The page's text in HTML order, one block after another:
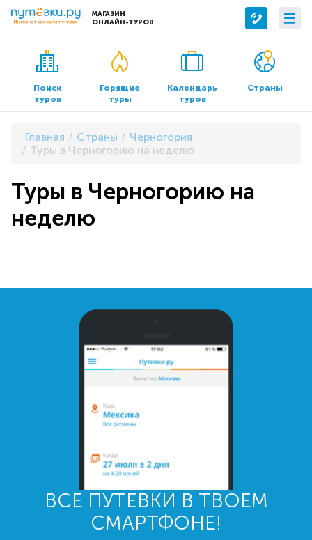
МАГАЗИН
ОНЛАЙН-ТУРОВ
Сервисы
Бронирование отелей
Трансфер
О компании
О нас
Контакты
Документы и реквизиты
Поиск
туров
Горящие
туры
Календарь
туров
Страны
Главная Страны
Черногория
Туры в Черногорию на неделю
Туры в Черногорию на
неделю
ВСЕ ПУТЕВКИ В ТВОЕМ
СМАРТФОНЕ!